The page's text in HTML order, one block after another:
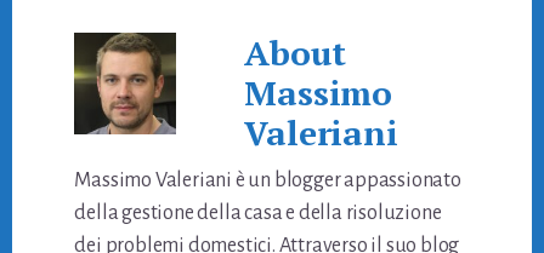
About
Massimo
Valeriani
Massimo Valeriani è un blogger appassionato
della gestione della casa e della risoluzione
dei problemi domestici. Attraverso il suo blog